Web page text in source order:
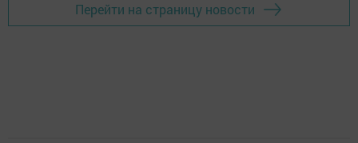
Перейти на страницу новости